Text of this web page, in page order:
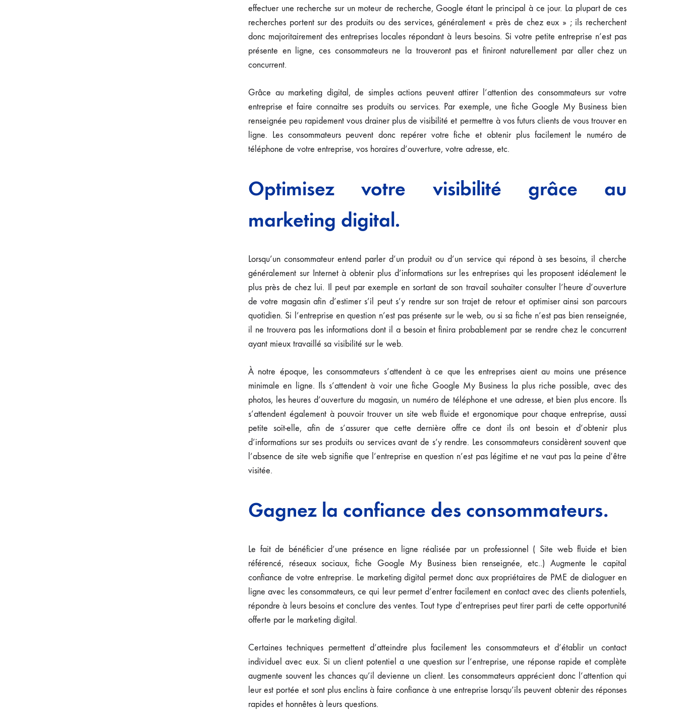
effectuer une recherche sur un moteur de recherche, Google étant le principal à ce jour. La plupart de ces
recherches portent sur des produits ou des services, généralement « près de chez eux » ; ils recherchent
donc majoritairement des entreprises locales répondant à leurs besoins. Si votre petite entreprise n’est pas
présente en ligne, ces consommateurs ne la trouveront pas et finiront naturellement par aller chez un
concurrent.
Grâce au marketing digital, de simples actions peuvent attirer l’attention des consommateurs sur votre
entreprise et faire connaitre ses produits ou services. Par exemple, une fiche Google My Business bien
renseignée peu rapidement vous drainer plus de visibilité et permettre à vos futurs clients de vous trouver en
ligne. Les consommateurs peuvent donc repérer votre fiche et obtenir plus facilement le numéro de
téléphone de votre entreprise, vos horaires d’ouverture, votre adresse, etc.
Optimisez votre visibilité grâce au
marketing digital.
Lorsqu’un consommateur entend parler d’un produit ou d’un service qui répond à ses besoins, il cherche
généralement sur Internet à obtenir plus d’informations sur les entreprises qui les proposent idéalement le
plus près de chez lui. Il peut par exemple en sortant de son travail souhaiter consulter l’heure d’ouverture
de votre magasin afin d’estimer s’il peut s’y rendre sur son trajet de retour et optimiser ainsi son parcours
quotidien. Si l’entreprise en question n’est pas présente sur le web, ou si sa fiche n’est pas bien renseignée,
il ne trouvera pas les informations dont il a besoin et finira probablement par se rendre chez le concurrent
ayant mieux travaillé sa visibilité sur le web.
À notre époque, les consommateurs s’attendent à ce que les entreprises aient au moins une présence
minimale en ligne. Ils s’attendent à voir une fiche Google My Business la plus riche possible, avec des
photos, les heures d’ouverture du magasin, un numéro de téléphone et une adresse, et bien plus encore. Ils
s’attendent également à pouvoir trouver un site web fluide et ergonomique pour chaque entreprise, aussi
petite soit-elle, afin de s’assurer que cette dernière offre ce dont ils ont besoin et d’obtenir plus
d’informations sur ses produits ou services avant de s’y rendre. Les consommateurs considèrent souvent que
l’absence de site web signifie que l’entreprise en question n’est pas légitime et ne vaut pas la peine d’être
visitée.
Gagnez la confiance des consommateurs.
Le fait de bénéficier d’une présence en ligne réalisée par un professionnel ( Site web fluide et bien
référencé, réseaux sociaux, fiche Google My Business bien renseignée, etc..) Augmente le capital
confiance de votre entreprise. Le marketing digital permet donc aux propriétaires de PME de dialoguer en
ligne avec les consommateurs, ce qui leur permet d’entrer facilement en contact avec des clients potentiels,
répondre à leurs besoins et conclure des ventes. Tout type d’entreprises peut tirer parti de cette opportunité
offerte par le marketing digital.
Certaines techniques permettent d’atteindre plus facilement les consommateurs et d’établir un contact
individuel avec eux. Si un client potentiel a une question sur l’entreprise, une réponse rapide et complète
augmente souvent les chances qu’il devienne un client. Les consommateurs apprécient donc l’attention qui
leur est portée et sont plus enclins à faire confiance à une entreprise lorsqu’ils peuvent obtenir des réponses
rapides et honnêtes à leurs questions.